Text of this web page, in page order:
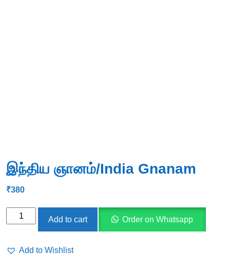
இந்திய ஞானம்/India Gnanam
₹380
இந்திய
quantity
Add to cart Order on Whatsapp
Add to Wishlist